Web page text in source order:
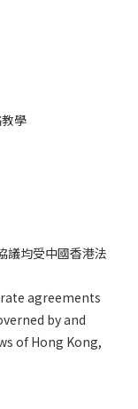
學
議均受中國香港法
agreements
by and
of Hong Kong,